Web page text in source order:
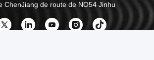
ChenJiang de route de NO54 Jinhu